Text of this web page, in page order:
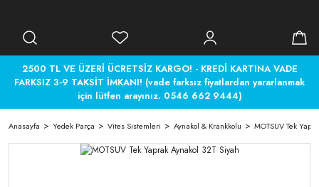
2500 TL VE ÜZERİ ÜCRETSİZ KARGO! - KREDİ KARTINA VADE
FARKSIZ 3-9 TAKSİT İMKANI! (vade farksız fiyatlardan yararlanmak
için lütfen arayınız. 0546 662 9444)
Anasayfa Yedek Parça Vites Sistemleri Aynakol & Krankkolu MOTSUV Tek